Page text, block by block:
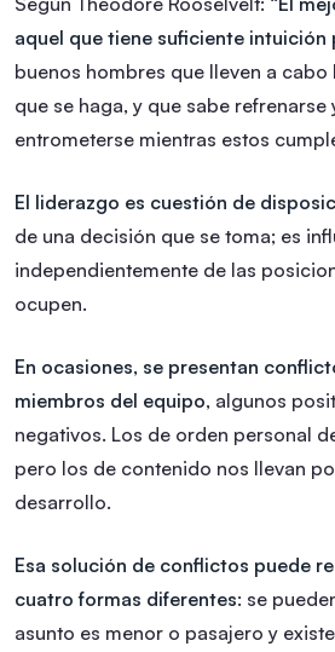
aquel que tiene suficiente intuición
buenos hombres que lleven a cabo
que se haga, y que sabe refrenarse
entrometerse mientras estos
El liderazgo es cuestión de
de una decisión que se toma; es
independientemente de las
ocupen.
En ocasiones, se presentan
miembros del equipo, algunos
negativos. Los de orden personal
pero los de contenido nos llevan
desarrollo.
Esa solución de conflictos puede
cuatro formas diferentes: se
asunto es menor o pasajero y